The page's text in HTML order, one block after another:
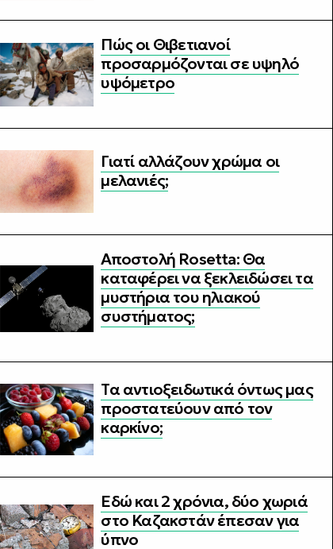
Πώς οι Θιβετιανοί
προσαρμόζονται σε υψηλό
υψόμετρο
Γιατί αλλάζουν χρώμα οι
μελανιές;
Αποστολή Rosetta: Θα
καταφέρει να ξεκλειδώσει τα
μυστήρια του ηλιακού
συστήματος;
Τα αντιοξειδωτικά όντως μας
προστατεύουν από τον
καρκίνο;
Εδώ και 2 χρόνια, δύο χωριά
στο Καζακστάν έπεσαν για
ύπνο